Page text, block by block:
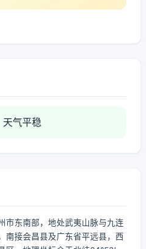
天气平稳
市东南部，地处武夷山脉与九连
南接会昌县及广东省平远县，西